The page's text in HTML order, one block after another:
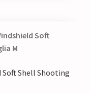
Soft Shell Shooting